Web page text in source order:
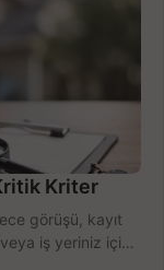
Kriter
görüşü, kayıt
iş yeriniz için